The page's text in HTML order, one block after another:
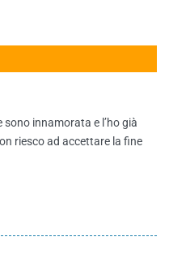
sono innamorata e l’ho già
riesco ad accettare la fine